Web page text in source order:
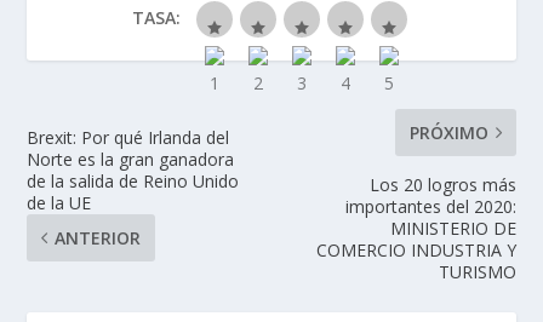
TASA:
Brexit: Por qué Irlanda del
Norte es la gran ganadora
de la salida de Reino Unido
de la UE
ANTERIOR
PRÓXIMO
Los 20 logros más
importantes del 2020:
MINISTERIO DE
COMERCIO INDUSTRIA Y
TURISMO